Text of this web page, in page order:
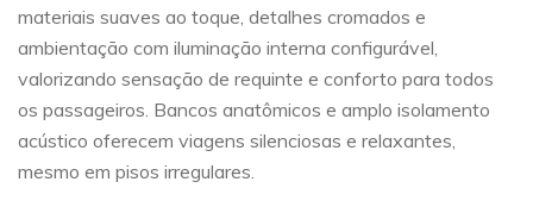
materiais suaves ao toque, detalhes cromados e
ambientação com iluminação interna configurável,
valorizando sensação de requinte e conforto para todos
os passageiros. Bancos anatômicos e amplo isolamento
acústico oferecem viagens silenciosas e relaxantes,
mesmo em pisos irregulares.